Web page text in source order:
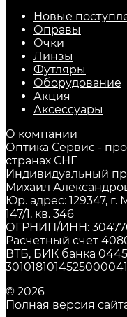
Новые
Оправы
Очки
Линзы
Футляры
Оборудование
Акция
Аксессуары
О компании
Оптика Сервис -
странах СНГ
Индивидуальный
Михаил
Юр. адрес: 129347,
147/1, кв. 346
ОГРНИП/ИНН:
Расчетный счет
ВТБ, БИК банка
© 2026
Полная версия